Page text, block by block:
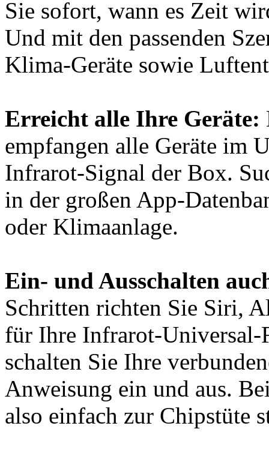
Sie sofort, wann es Zeit
Und mit den passenden
Klima-Geräte sowie
Erreicht alle Ihre Geräte:
empfangen alle Geräte im
Infrarot-Signal der Box.
in der großen App-
oder Klimaanlage.
Ein- und Ausschalten
Schritten richten Sie Siri,
für Ihre Infrarot-Universal-
schalten Sie Ihre
Anweisung ein und aus.
also einfach zur Chipstüte